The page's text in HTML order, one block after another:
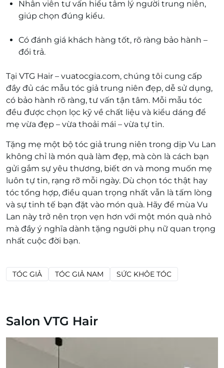
Nhân viên tư vấn hiểu tâm lý người trung niên,
giúp chọn đúng kiểu.
Có đánh giá khách hàng tốt, rõ ràng bảo hành –
đổi trả.
Tại VTG Hair – vuatocgia.com, chúng tôi cung cấp
đầy đủ các mẫu tóc giả trung niên đẹp, dễ sử dụng,
có bảo hành rõ ràng, tư vấn tận tâm. Mỗi mẫu tóc
đều được chọn lọc kỹ về chất liệu và kiểu dáng để
mẹ vừa đẹp – vừa thoải mái – vừa tự tin.
Tặng mẹ một bộ tóc giả trung niên trong dịp Vu Lan
không chỉ là món quà làm đẹp, mà còn là cách bạn
gửi gắm sự yêu thương, biết ơn và mong muốn mẹ
luôn tự tin, rạng rỡ mỗi ngày. Dù chọn tóc thật hay
tóc tổng hợp, điều quan trọng nhất vẫn là tấm lòng
và sự tinh tế bạn đặt vào món quà. Hãy để mùa Vu
Lan này trở nên trọn vẹn hơn với một món quà nhỏ
mà đầy ý nghĩa dành tặng người phụ nữ quan trọng
nhất cuộc đời bạn.
TÓC GIẢ TÓC GIẢ NAM SỨC KHỎE TÓC
Salon VTG Hair